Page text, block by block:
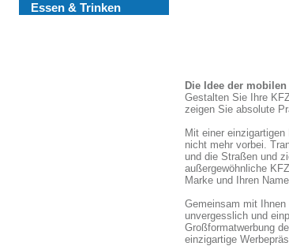
Essen & Trinken
Die Idee der
Gestalten Sie Ihre
zeigen Sie absolute
Mit einer
nicht mehr vorbei.
und die Straßen und
außergewöhnliche
Marke und Ihren
Gemeinsam mit
unvergesslich und
Großformatwerbung
einzigartige